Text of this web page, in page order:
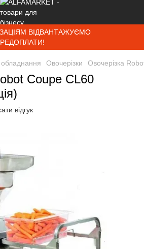
ВІДВАНТАЖУЄМО
обладнання Овочерізки Овочерізка
Coupe CL60
відгук